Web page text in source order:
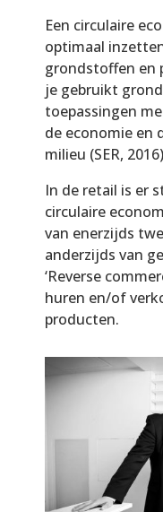
Een circulaire
optimaal
grondstoffen en
je gebruikt
toepassingen
de economie en
milieu (SER,
In de retail is er
circulaire
van enerzijds
anderzijds van
‘Reverse
huren en/of
producten.